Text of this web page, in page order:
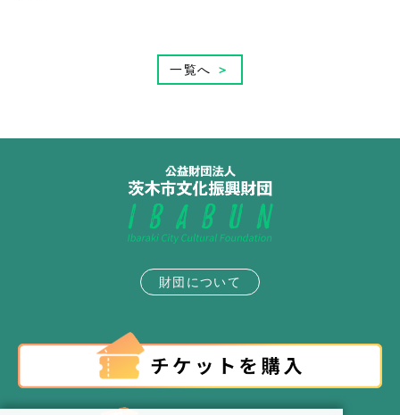
一覧へ ＞
財団について